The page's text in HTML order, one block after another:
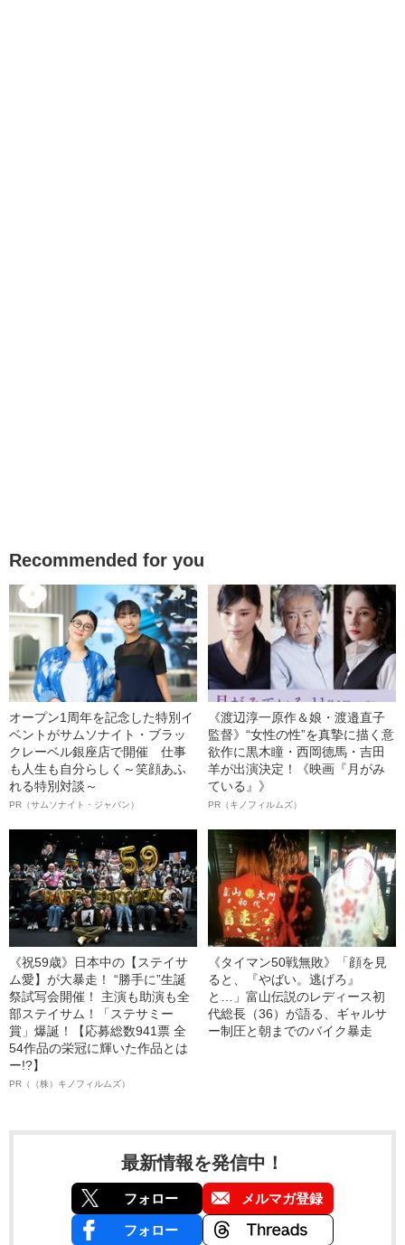
Recommended for you
オープン1周年を記念した特別イ
ベントがサムソナイト・ブラッ
クレーベル銀座店で開催 仕事
も人生も自分らしく～笑顔あふ
れる特別対談～
PR（サムソナイト・ジャパン）
《渡辺淳一原作＆娘・渡邉直子
監督》“女性の性”を真摯に描く意
欲作に黒木瞳・西岡德馬・吉田
羊が出演決定！《映画『月がみ
ている』》
PR（キノフィルムズ）
《祝59歳》日本中の【ステイサ
ム愛】が大暴走！ “勝手に”生誕
祭試写会開催！ 主演も助演も全
部ステイサム！「ステサミー
賞」爆誕！【応募総数941票 全
54作品の栄冠に輝いた作品とは
ー!?】
PR（（株）キノフィルムズ）
《タイマン50戦無敗》「顔を見
ると、『やばい。逃げろ』
と…」富山伝説のレディース初
代総長（36）が語る、ギャルサ
ー制圧と朝までのバイク暴走
最新情報を発信中！
フォロー メルマガ登録
フォロー